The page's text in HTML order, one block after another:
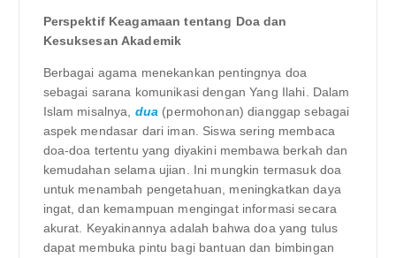
Perspektif Keagamaan tentang Doa dan
Kesuksesan Akademik
Berbagai agama menekankan pentingnya doa
sebagai sarana komunikasi dengan Yang Ilahi. Dalam
Islam misalnya, dua (permohonan) dianggap sebagai
aspek mendasar dari iman. Siswa sering membaca
doa-doa tertentu yang diyakini membawa berkah dan
kemudahan selama ujian. Ini mungkin termasuk doa
untuk menambah pengetahuan, meningkatkan daya
ingat, dan kemampuan mengingat informasi secara
akurat. Keyakinannya adalah bahwa doa yang tulus
dapat membuka pintu bagi bantuan dan bimbingan